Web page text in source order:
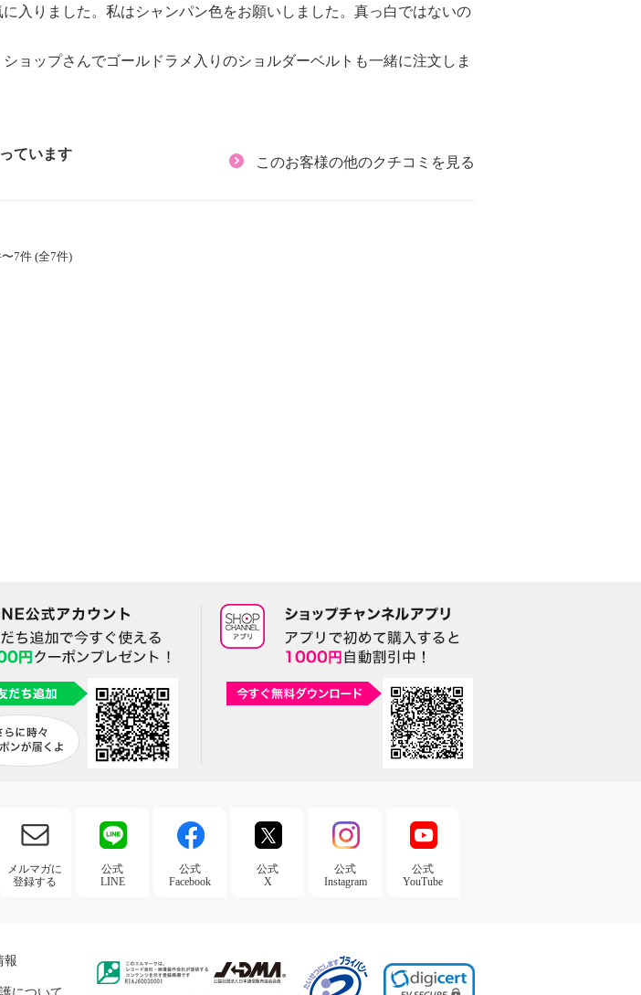
入りました。私はシャンパン色をお願いしました。真っ白ではないの
ョップさんでゴールドラメ入りのショルダーベルトも一緒に注文しま
ています
このお客様の他のクチコミを見る
〜7件 (全7件)
メルマガに
登録する
公式
LINE
公式
Facebook
公式
X
公式
Instagram
公式
YouTube
報